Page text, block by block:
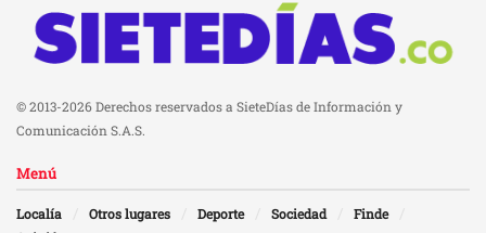
© 2013-2026 Derechos reservados a SieteDías de Información y
Comunicación S.A.S.
Menú
Localía Otros lugares Deporte Sociedad
Finde